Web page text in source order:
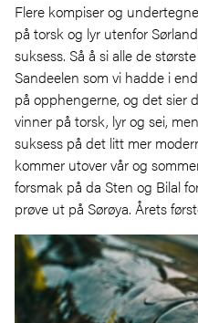
Flere kompiser og
på torsk og lyr utenfor
suksess. Så å si alle de
Sandeelen som vi hadde i
på opphengerne, og det sier
vinner på torsk, lyr og sei,
suksess på det litt mer
kommer utover vår og
forsmak på da Sten og Bilal
prøve ut på Sørøya. Årets